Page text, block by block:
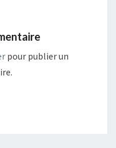
pour publier un